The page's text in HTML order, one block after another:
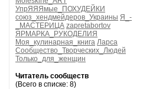
УпрЯЯЯмые_ПОХУДЕЙКИ
союз_хендмейдеров_Украины Я_-
_МАСТЕРИЦА zapretabortov
ЯРМАРКА_РУКОДЕЛИЯ
Моя_кулинарная_книга Ларса
Сообщество_Творческих_Людей
Только_для_женщин
Читатель сообществ
(Всего в списке: 8)